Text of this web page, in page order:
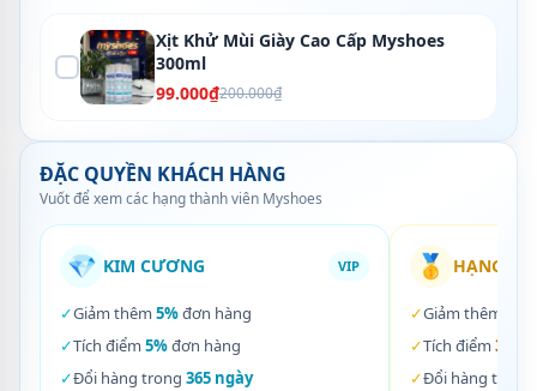
Xịt Khử Mùi Giày Cao Cấp Myshoes
300ml
99.000₫200.000₫
ĐẶC QUYỀN KHÁCH HÀNG
Vuốt để xem các hạng thành viên Myshoes
💎 KIM CƯƠNG VIP
✓Giảm thêm 5%đơn hàng
✓Tích điểm 5%đơn hàng
✓Đổi hàng trong 365 ngày
🥇 HẠNG
✓Giảm thêm
✓Tích điểm 3%
✓Đổi hàng trong